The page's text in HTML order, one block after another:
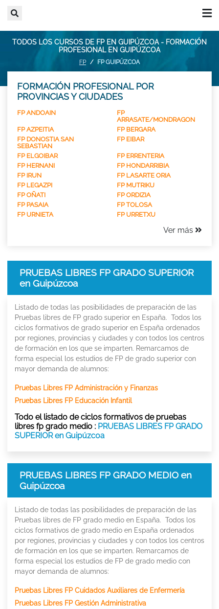
TODOS LOS CURSOS DE FP EN GUIPÚZCOA - FORMACIÓN
PROFESIONAL EN GUIPÚZCOA
FP FP GUIPÚZCOA
FORMACIÓN PROFESIONAL POR
PROVINCIAS Y CIUDADES
FP ANDOAIN
FP
ARRASATE/MONDRAGON
FP AZPEITIA
FP BERGARA
FP DONOSTIA SAN
SEBASTIAN
FP EIBAR
FP ELGOIBAR
FP ERRENTERIA
FP HERNANI
FP HONDARRIBIA
FP IRUN
FP LASARTE ORIA
FP LEGAZPI
FP MUTRIKU
FP OÑATI
FP ORDIZIA
FP PASAIA
FP TOLOSA
FP URNIETA
FP URRETXU
Ver más
PRUEBAS LIBRES FP GRADO SUPERIOR
en Guipúzcoa
Listado de todas las posibilidades de preparación de las
Pruebas libres de FP grado superior en España. Todos los
ciclos formativos de grado superior en España ordenados
por regiones, provincias y ciudades y con todos los centros
de formación en los que se imparten. Remarcamos de
forma especial los estudios de FP de grado superior con
mayor demanda de alumnos:
Pruebas Libres FP Administración y Finanzas
Pruebas Libres FP Educación Infantil
Todo el listado de ciclos formativos de pruebas
libres fp grado medio : PRUEBAS LIBRES FP GRADO
SUPERIOR en Guipúzcoa
PRUEBAS LIBRES FP GRADO MEDIO en
Guipúzcoa
Listado de todas las posibilidades de preparación de las
Pruebas libres de FP grado medio en España. Todos los
ciclos formativos de grado medio en España ordenados
por regiones, provincias y ciudades y con todos los centros
de formación en los que se imparten. Remarcamos de
forma especial los estudios de FP de grado medio con
mayor demanda de alumnos:
Pruebas Libres FP Cuidados Auxiliares de Enfermería
Pruebas Libres FP Gestión Administrativa